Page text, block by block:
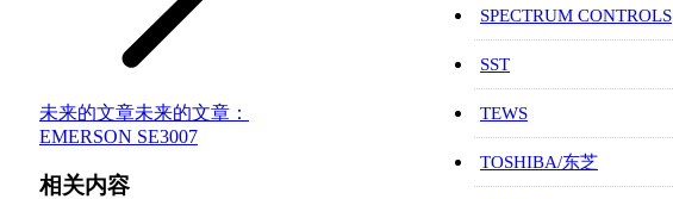
未来的文章未来的文章：
EMERSON SE3007
相关内容
SPECTRUM CONTROLS
SST
TEWS
TOSHIBA/东芝